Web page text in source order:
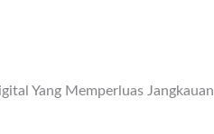
Yang Memperluas Jangkauan